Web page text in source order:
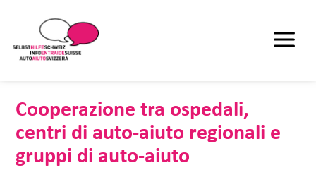
Cooperazione tra ospedali,
centri di auto-aiuto regionali e
gruppi di auto-aiuto